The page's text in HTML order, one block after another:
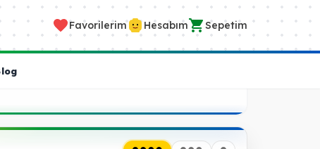
Favorilerim Hesabım Sepetim